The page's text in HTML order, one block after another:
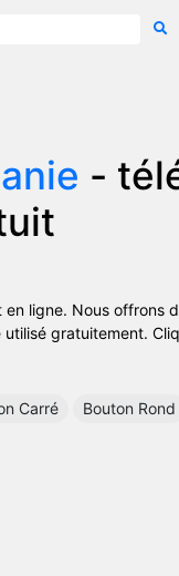
-
ligne. Nous offrons
gratuitement.
Carré Bouton Rond